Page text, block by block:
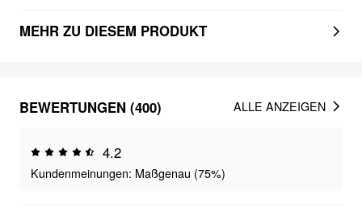
MEHR ZU DIESEM PRODUKT
BEWERTUNGEN (400)
4.2
Kundenmeinungen: Maßgenau (75%)
ALLE ANZEIGEN